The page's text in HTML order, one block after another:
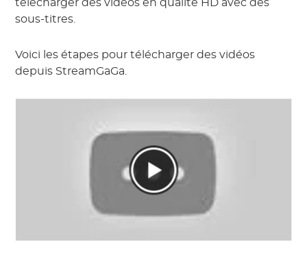
télécharger des vidéos en qualité HD avec des
sous-titres.
Voici les étapes pour télécharger des vidéos
depuis StreamGaGa.